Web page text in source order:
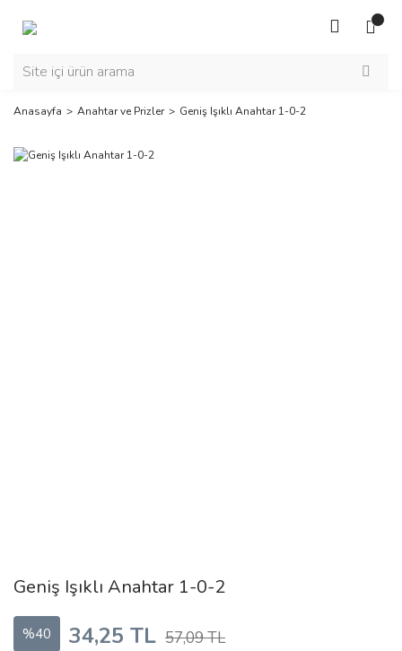
Anasayfa Anahtar ve Prizler Geniş Işıklı Anahtar 1-0-2
Geniş Işıklı Anahtar 1-0-2
%40 34,25 TL 57,09 TL